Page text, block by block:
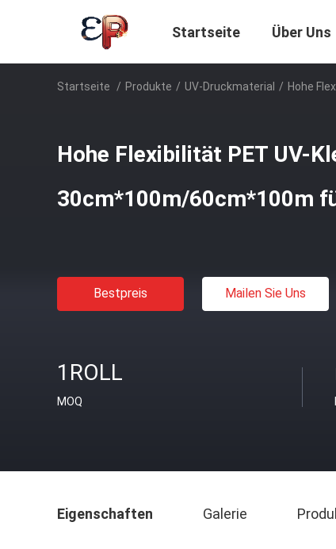
Startseite Über Uns
Startseite / Produkte / UV-Druckmaterial / Hohe
Hohe Flexibilität PET UV-
30cm*100m/60cm*100m
Bestpreis Mailen Sie Uns
1ROLL
MOQ
Eigenschaften Galerie